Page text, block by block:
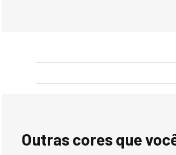
Outras cores que